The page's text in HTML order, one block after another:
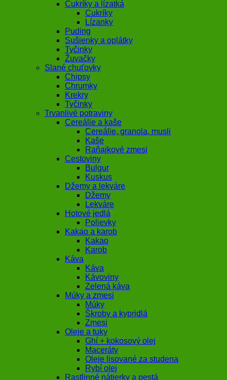
Cukríky a lízatká
Cukríky
Lízanky
Puding
Sušienky a oplátky
Tyčinky
Žuvačky
Slané chuťovky
Chipsy
Chrumky
Krekry
Tyčinky
Trvanlivé potraviny
Cereálie a kaše
Cereálie, granola, musli
Kaše
Raňajkové zmesi
Cestoviny
Bulgur
Kuskus
Džemy a lekváre
Džemy
Lekváre
Hotové jedlá
Polievky
Kakao a karob
Kakao
Karob
Káva
Káva
Kávoviny
Zelená káva
Múky a zmesi
Múky
Škroby a kypridlá
Zmesi
Oleje a tuky
Ghí + kokosový olej
Maceráty
Oleje lisované za studena
Rybí olej
Rastlinné nátierky a pestá